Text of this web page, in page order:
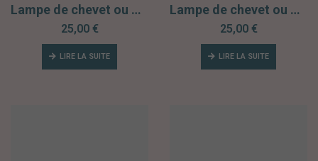
Lampe de chevet ou d’ambiance Soleil Lune
25,00 €
LIRE LA SUITE
Lampe de chevet ou d’ambiance Lune Œil Protecteur
25,00 €
LIRE LA SUITE